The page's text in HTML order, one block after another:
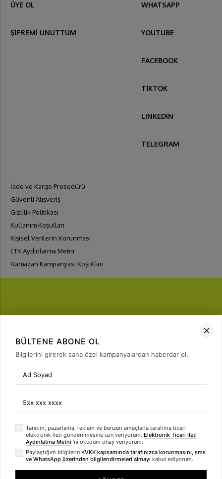
ÜYE OL
ŞİFREMİ UNUTTUM
WHATSAPP
YOUTUBE
FACEBOOK
TİKTOK
LINKEDIN
TELEGRAM
İade ve Kargo Prosedürü
Güvenli Alışveriş
Gizlilik Politikası
Kullanım Koşulları
Kişisel Verilerin Korunması
ETK Aydınlatma Metni
Ramazan Kampanyası Koşulları
FIRSATLARI YAKALA
Bülten Üyeliği
arrow_forward
BÜLTENE ABONE OL
Bilgilerini girerek sana özel kampanyalardan haberdar ol.
Tanıtım, pazarlama, reklam ve benzeri amaçlarla tarafıma ticari
elektronik ileti gönderilmesine izin veriyorum. Elektronik Ticari İleti
Aydınlatma Metni 'ni okudum onay veriyorum.
Paylaştığım bilgilerin KVKK kapsamında tarafınızca korunmasını, sms
ve WhatsApp üzerinden bilgilendirmeleri almayı kabul ediyorum.